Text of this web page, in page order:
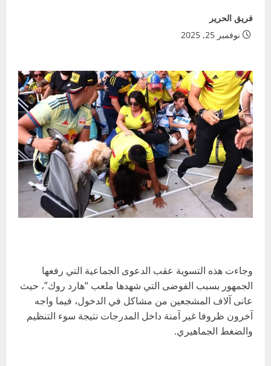
فريق الحرير
نوفمبر 25, 2025
وجاءت هذه التسوية عقب الدعوى الجماعية التي رفعها
الجمهور بسبب الفوضى التي شهدها ملعب “هارد روك”، حيث
عانى آلاف المشجعين من مشاكل في الدخول، فيما واجه
آخرون ظروفا غير آمنة داخل المدرجات نتيجة سوء التنظيم
والضغط الجماهيري.